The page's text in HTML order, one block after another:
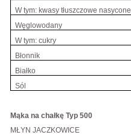
W tym: kwasy tłuszczowe nasycone
Węglowodany
W tym: cukry
Błonnik
Białko
Sól
Mąka na chałkę Typ 500
MŁYN JACZKOWICE